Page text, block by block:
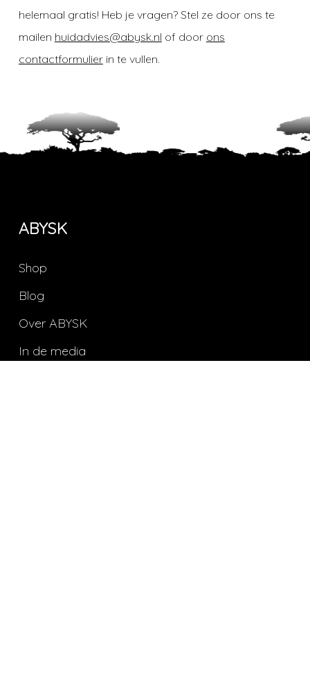
helemaal gratis! Heb je vragen? Stel ze door ons te
mailen huidadvies@abysk.nl of door ons
contactformulierin te vullen.
ABYSK
Shop
Blog
Over ABYSK
In de media